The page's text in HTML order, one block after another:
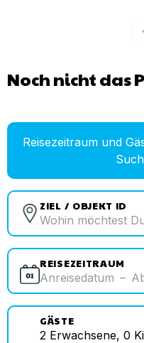
Noch nicht das
Reisezeitraum und
ZIEL / OBJEKT ID
REISEZEITRAUM
Anreisedatum –
GÄSTE
2 Erwachsene, 0